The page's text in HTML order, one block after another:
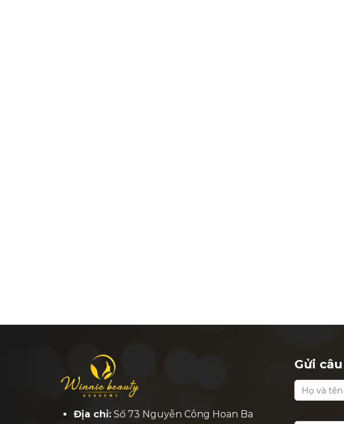
Địa chỉ:Số 73 Nguyễn Công Hoan Ba
Gửi